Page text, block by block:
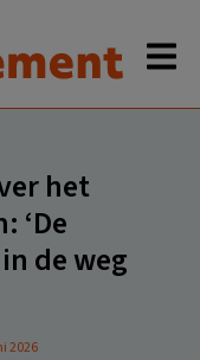
het
‘De
de weg
2026